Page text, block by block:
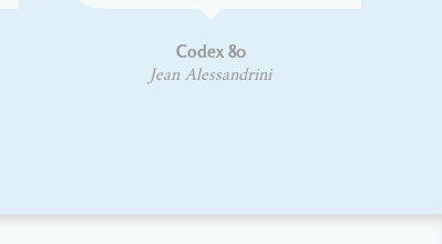
Codex 80
Jean Alessandrini